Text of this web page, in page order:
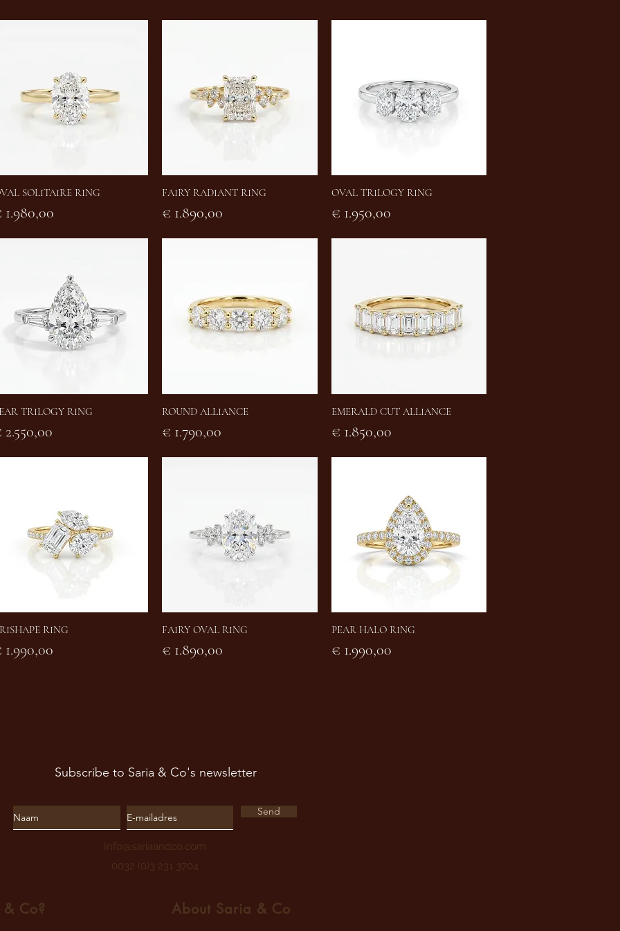
Snel overzicht
SOLITAIRE RING
1.980,00
Snel overzicht
FAIRY RADIANT RING
Prijs
€ 1.890,00
Snel overzicht
OVAL TRILOGY RING
Prijs
€ 1.950,00
Snel overzicht
TRILOGY RING
2.550,00
Snel overzicht
ROUND ALLIANCE
Prijs
€ 1.790,00
Snel overzicht
EMERALD CUT ALLIANCE
Prijs
€ 1.850,00
Snel overzicht
RING
1.990,00
Snel overzicht
FAIRY OVAL RING
Prijs
€ 1.890,00
Snel overzicht
PEAR HALO RING
Prijs
€ 1.990,00
Subscribe to Saria & Co's newsletter
Send
Info@sariaandco.com
0032 (0)3 231 3704
& Co? About Saria & Co